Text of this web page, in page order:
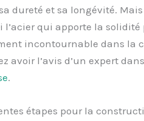
dureté et sa longévité. Mais
qui apporte la solidité
incontournable dans la
avoir l’avis d’un expert
.
étapes pour la